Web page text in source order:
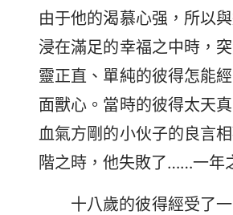
由于他的渴慕心强，所以
浸在滿足的幸福之中時，
靈正直、單純的彼得怎能
面獸心。當時的彼得太天
血氣方剛的小伙子的良言
階之時，他失敗了……一年
十八歲的彼得經受了